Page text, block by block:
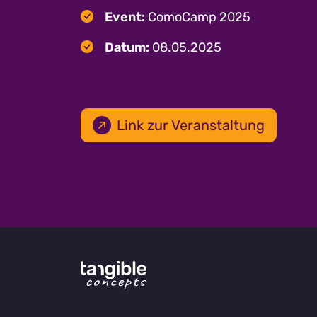
Event: ComoCamp 2025
Datum: 08.05.2025
Link zur Veranstaltung